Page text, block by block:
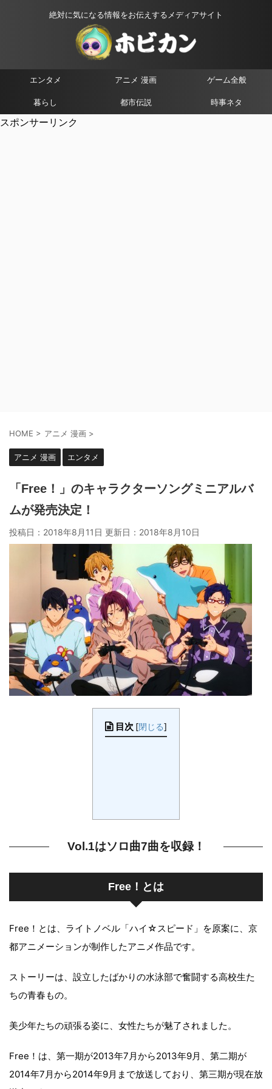
絶対に気になる情報をお伝えするメディアサイト
エンタメ アニメ 漫画 ゲーム全般
暮らし 都市伝説 時事ネタ
スポンサーリンク
HOME > アニメ 漫画 >
アニメ 漫画 エンタメ
「Free！」のキャラクターソングミニアルバ
ムが発売決定！
投稿日：2018年8月11日 更新日： 2018年8月10日
目次 [閉じる]
Vol.1はソロ曲7曲を収録！
Free ！とは
Free ！とは、ライトノベル「ハイ☆スピード」を原案に、京
都アニメーションが制作したアニメ作品です。
ストーリーは、設立したばかりの水泳部で奮闘する高校生た
ちの青春もの。
美少年たちの頑張る姿に、女性たちが魅了されました。
Free ！は、第一期が2013年7月から2013年9月、第二期が
2014年7月から2014年9月まで放送しており、第三期が現在放